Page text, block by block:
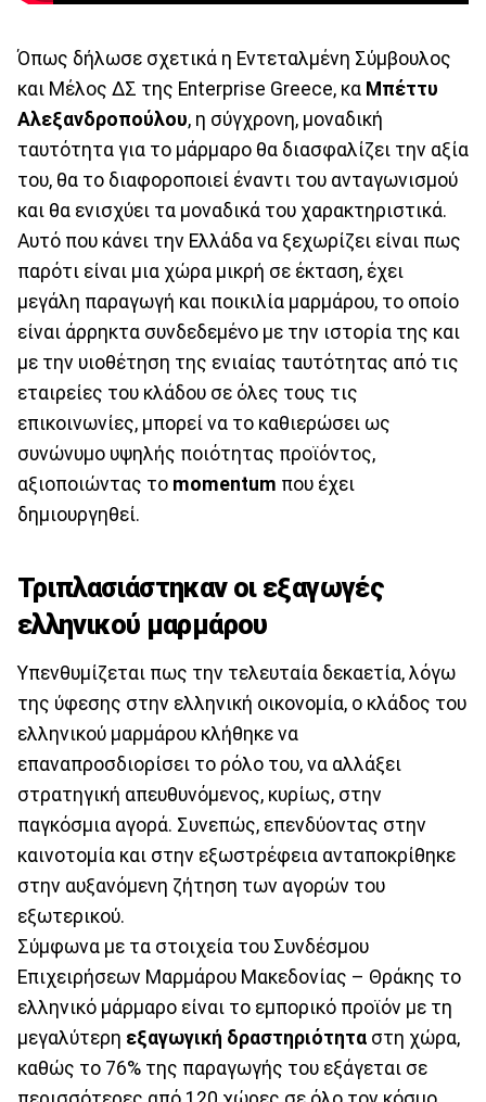
Όπως δήλωσε σχετικά η Εντεταλμένη Σύμβουλος
και Μέλος ΔΣ της Enterprise Greece, κα Μπέττυ
Αλεξανδροπούλου, η σύγχρονη, μοναδική
ταυτότητα για το μάρμαρο θα διασφαλίζει την αξία
του, θα το διαφοροποιεί έναντι του ανταγωνισμού
και θα ενισχύει τα μοναδικά του χαρακτηριστικά.
Αυτό που κάνει την Ελλάδα να ξεχωρίζει είναι πως
παρότι είναι μια χώρα μικρή σε έκταση, έχει
μεγάλη παραγωγή και ποικιλία μαρμάρου, το οποίο
είναι άρρηκτα συνδεδεμένο με την ιστορία της και
με την υιοθέτηση της ενιαίας ταυτότητας από τις
εταιρείες του κλάδου σε όλες τους τις
επικοινωνίες, μπορεί να το καθιερώσει ως
συνώνυμο υψηλής ποιότητας προϊόντος,
αξιοποιώντας το momentum που έχει
δημιουργηθεί.
Τριπλασιάστηκαν οι εξαγωγές
ελληνικού μαρμάρου
Υπενθυμίζεται πως την τελευταία δεκαετία, λόγω
της ύφεσης στην ελληνική οικονομία, ο κλάδος του
ελληνικού μαρμάρου κλήθηκε να
επαναπροσδιορίσει το ρόλο του, να αλλάξει
στρατηγική απευθυνόμενος, κυρίως, στην
παγκόσμια αγορά. Συνεπώς, επενδύοντας στην
καινοτομία και στην εξωστρέφεια ανταποκρίθηκε
στην αυξανόμενη ζήτηση των αγορών του
εξωτερικού.
Σύμφωνα με τα στοιχεία του Συνδέσμου
Επιχειρήσεων Μαρμάρου Μακεδονίας – Θράκης το
ελληνικό μάρμαρο είναι το εμπορικό προϊόν με τη
μεγαλύτερη εξαγωγική δραστηριότητα στη χώρα,
καθώς το 76% της παραγωγής του εξάγεται σε